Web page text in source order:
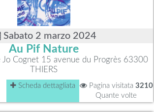
Sabato 2 marzo 2024
Au Pif Nature
Jo Cognet 15 avenue du Progrès 63300
THIERS
Scheda dettagliata Pagina visitata 3210
Quante volte